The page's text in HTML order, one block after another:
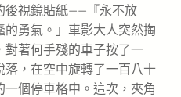
後視鏡貼紙——『永不放
勇氣。」車影大人突然掏
對著何手殘的車子按了一
，在空中旋轉了一百八十
個停車格中。這次，夾角